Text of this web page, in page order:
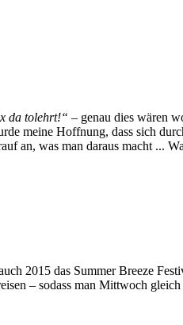
da tolehrt!“ – genau dies wären
meine Hoffnung, dass sich
an, was man daraus macht ...
2015 das Summer Breeze
– sodass man Mittwoch